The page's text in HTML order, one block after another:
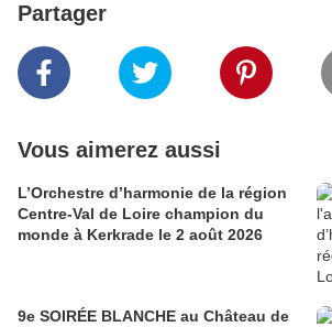
Partager
Vous aimerez aussi
L’Orchestre d’harmonie de la région
Centre-Val de Loire champion du
monde à Kerkrade le 2 août 2026
9e SOIRÉE BLANCHE au Château de